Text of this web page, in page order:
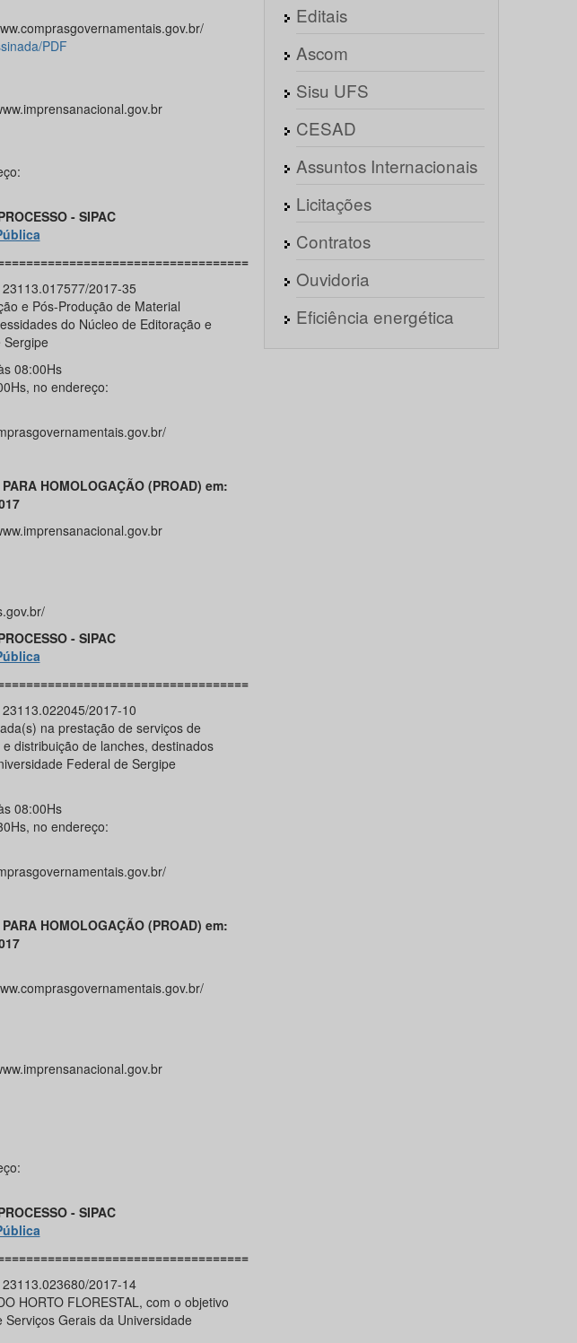
PDF
- SIPAC
2017-35
e Pós-Produção de Material
do Núcleo de Editoração e
Sergipe
08:00Hs
no endereço:
HOMOLOGAÇÃO (PROAD) em:
- SIPAC
2017-10
na prestação de serviços de
distribuição de lanches, destinados
Federal de Sergipe
08:00Hs
no endereço:
HOMOLOGAÇÃO (PROAD) em:
- SIPAC
2017-14
HORTO FLORESTAL, com o objetivo
Gerais da Universidade
Editais
Ascom
Sisu UFS
CESAD
Assuntos Internacionais
Licitações
Contratos
Ouvidoria
Eficiência energética